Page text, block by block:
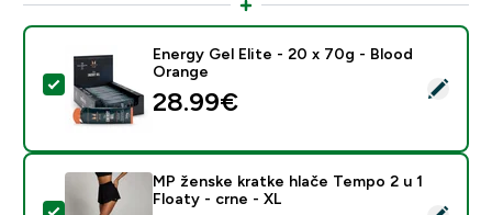
Odaberi ovaj proizvod - Energy Gel Elite - 20 x 70g -
Energy Gel Elite - 20 x 70g - Blood
Orange
28.99€‎
MP ženske kratke hlače Tempo 2 u 1
Floaty - crne - XL